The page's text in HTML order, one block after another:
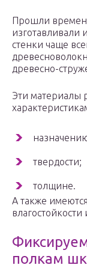
Прошли
изготавливали
стенки чаще
древесно-
Эти материалы
твердости;
толщине.
А также
влагостойкости
полкам